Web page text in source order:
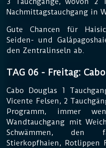
Nachmittagstauchgang in
Gute Chancen für
Seiden- und
den Zentralinseln ab.
TAG 06 - Freitag:
Cabo Douglas 1
Vicente Felsen, 2
Programm, immer
Wandtauchgang mit
Schwämmen, den
Stierkopfhaien, Rotlippen